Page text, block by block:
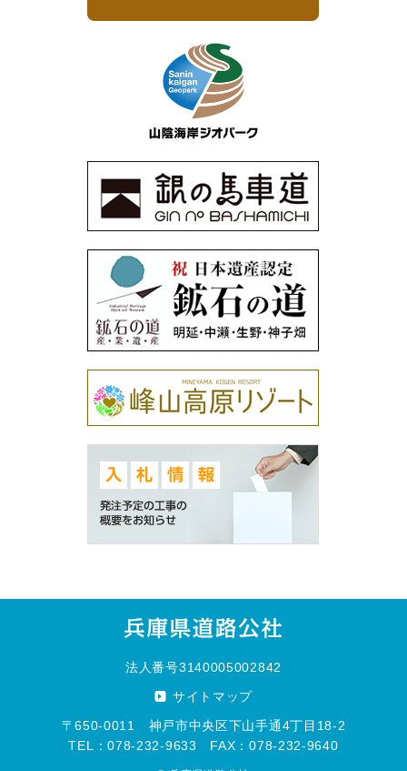
法人番号3140005002842
サイトマップ
〒650-0011 神戸市中央区下山手通4丁目18-2
TEL：078-232-9633 FAX：078-232-9640